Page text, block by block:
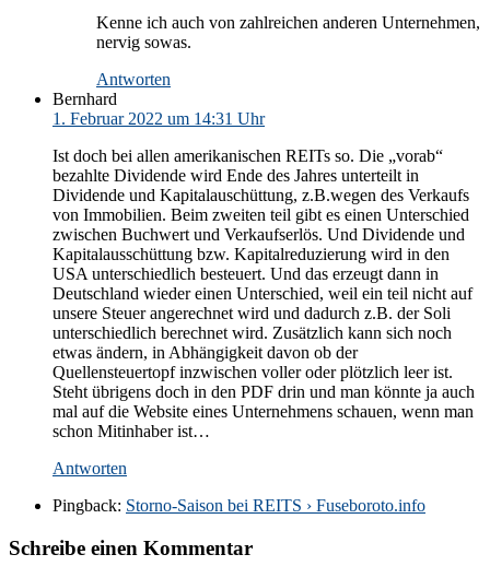
Kenne ich auch von zahlreichen anderen Unternehmen,
nervig sowas.
Antworten
Bernhard
1. Februar 2022 um 14:31 Uhr
Ist doch bei allen amerikanischen REITs so. Die „vorab“
bezahlte Dividende wird Ende des Jahres unterteilt in
Dividende und Kapitalauschüttung, z.B.wegen des Verkaufs
von Immobilien. Beim zweiten teil gibt es einen Unterschied
zwischen Buchwert und Verkaufserlös. Und Dividende und
Kapitalausschüttung bzw. Kapitalreduzierung wird in den
USA unterschiedlich besteuert. Und das erzeugt dann in
Deutschland wieder einen Unterschied, weil ein teil nicht auf
unsere Steuer angerechnet wird und dadurch z.B. der Soli
unterschiedlich berechnet wird. Zusätzlich kann sich noch
etwas ändern, in Abhängigkeit davon ob der
Quellensteuertopf inzwischen voller oder plötzlich leer ist.
Steht übrigens doch in den PDF drin und man könnte ja auch
mal auf die Website eines Unternehmens schauen, wenn man
schon Mitinhaber ist…
Antworten
Pingback: Storno-Saison bei REITS › Fuseboroto.info
Schreibe einen Kommentar